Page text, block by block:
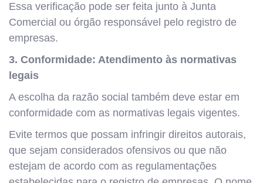
Essa verificação pode ser feita junto à Junta
Comercial ou órgão responsável pelo registro de
empresas.
3. Conformidade: Atendimento às normativas
legais
A escolha da razão social também deve estar em
conformidade com as normativas legais vigentes.
Evite termos que possam infringir direitos autorais,
que sejam considerados ofensivos ou que não
estejam de acordo com as regulamentações